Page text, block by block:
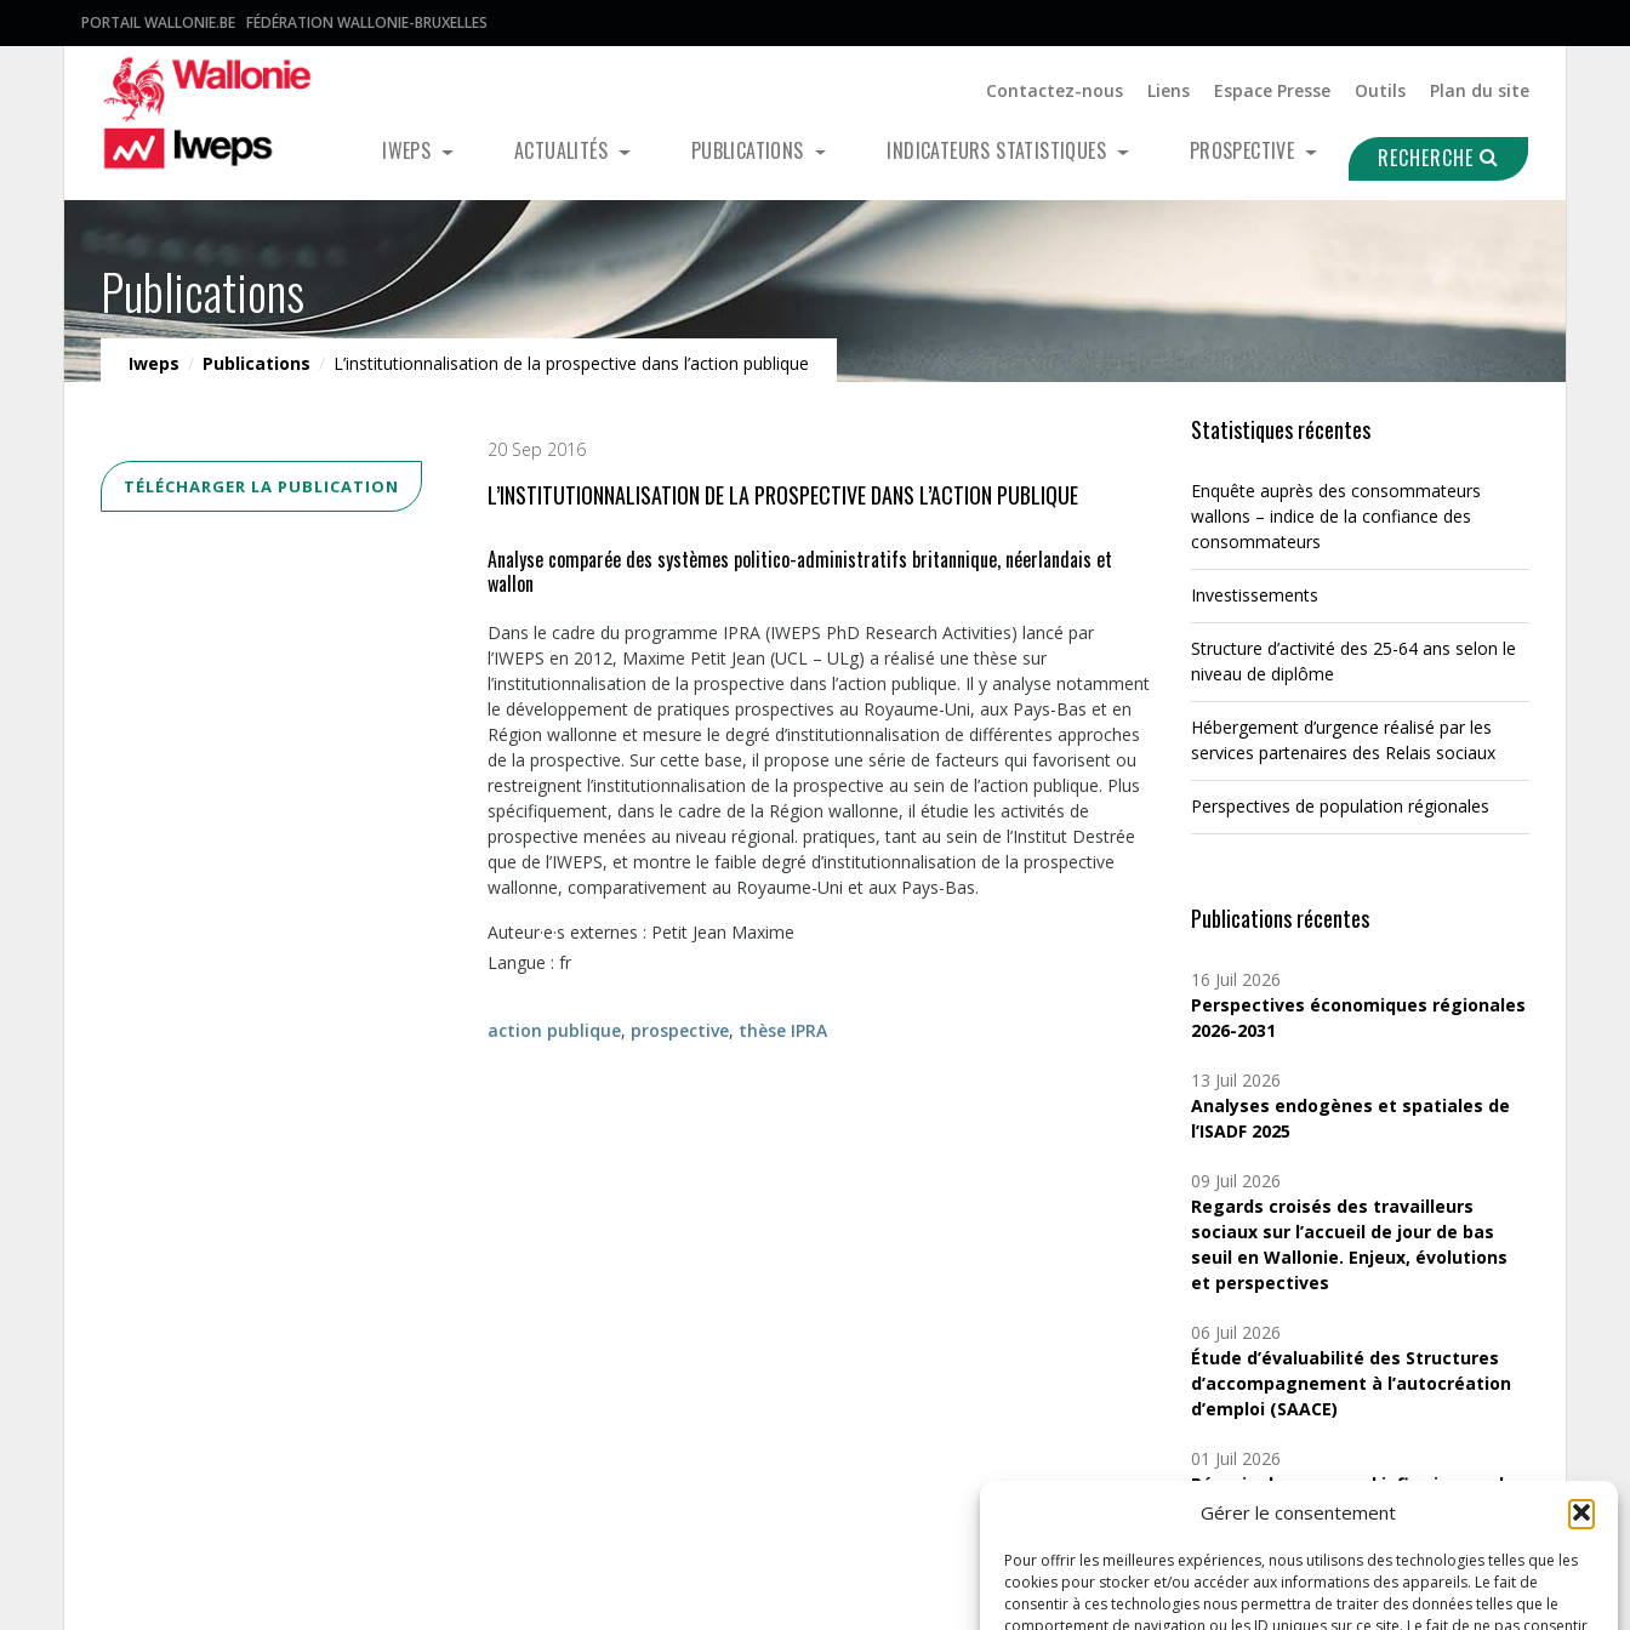
Gérer le consentement
Pour offrir les meilleures expériences, nous utilisons des technologies telles que les
cookies pour stocker et/ou accéder aux informations des appareils. Le fait de
consentir à ces technologies nous permettra de traiter des données telles que le
comportement de navigation ou les ID uniques sur ce site. Le fait de ne pas consentir
PORTAIL WALLONIE.BE FÉDÉRATION WALLONIE-BRUXELLES
Contactez-nous Liens Espace Presse Outils Plan du site
IWEPS ACTUALITÉS PUBLICATIONS INDICATEURS STATISTIQUES PROSPECTIVE RECHERCHE
Publications
Iweps / Publications / L’institutionnalisation de la prospective dans l’action publique
TÉLÉCHARGER LA PUBLICATION
20 Sep 2016
L’INSTITUTIONNALISATION DE LA PROSPECTIVE DANS L’ACTION PUBLIQUE
Analyse comparée des systèmes politico-administratifs britannique, néerlandais et
wallon
Dans le cadre du programme IPRA (IWEPS PhD Research Activities) lancé par
l’IWEPS en 2012, Maxime Petit Jean (UCL – ULg) a réalisé une thèse sur
l’institutionnalisation de la prospective dans l’action publique. Il y analyse notamment
le développement de pratiques prospectives au Royaume-Uni, aux Pays-Bas et en
Région wallonne et mesure le degré d’institutionnalisation de différentes approches
de la prospective. Sur cette base, il propose une série de facteurs qui favorisent ou
restreignent l’institutionnalisation de la prospective au sein de l’action publique. Plus
spécifiquement, dans le cadre de la Région wallonne, il étudie les activités de
prospective menées au niveau régional. pratiques, tant au sein de l’Institut Destrée
que de l’IWEPS, et montre le faible degré d’institutionnalisation de la prospective
wallonne, comparativement au Royaume-Uni et aux Pays-Bas.
Auteur·e·s externes : Petit Jean Maxime
Langue : fr
action publique, prospective, thèse IPRA
Statistiques récentes
Enquête auprès des consommateurs
wallons – indice de la confiance des
consommateurs
Investissements
Structure d’activité des 25-64 ans selon le
niveau de diplôme
Hébergement d’urgence réalisé par les
services partenaires des Relais sociaux
Perspectives de population régionales
Publications récentes
16 Juil 2026
Perspectives économiques régionales
2026-2031
13 Juil 2026
Analyses endogènes et spatiales de
l’ISADF 2025
09 Juil 2026
Regards croisés des travailleurs
sociaux sur l’accueil de jour de bas
seuil en Wallonie. Enjeux, évolutions
et perspectives
06 Juil 2026
Étude d’évaluabilité des Structures
d’accompagnement à l’autocréation
d’emploi (SAACE)
01 Juil 2026
Pénurie du personnel infirmier :quels
indicateurs d’offre de soins pour